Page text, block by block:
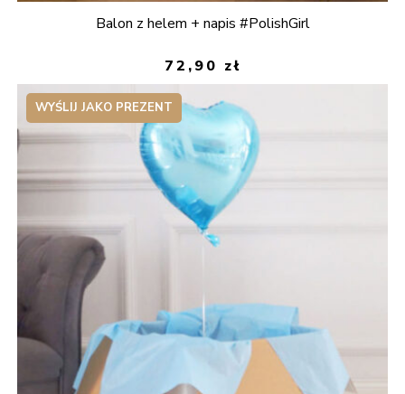
Balon z helem + napis #PolishGirl
72,90 zł
WYŚLIJ JAKO PREZENT